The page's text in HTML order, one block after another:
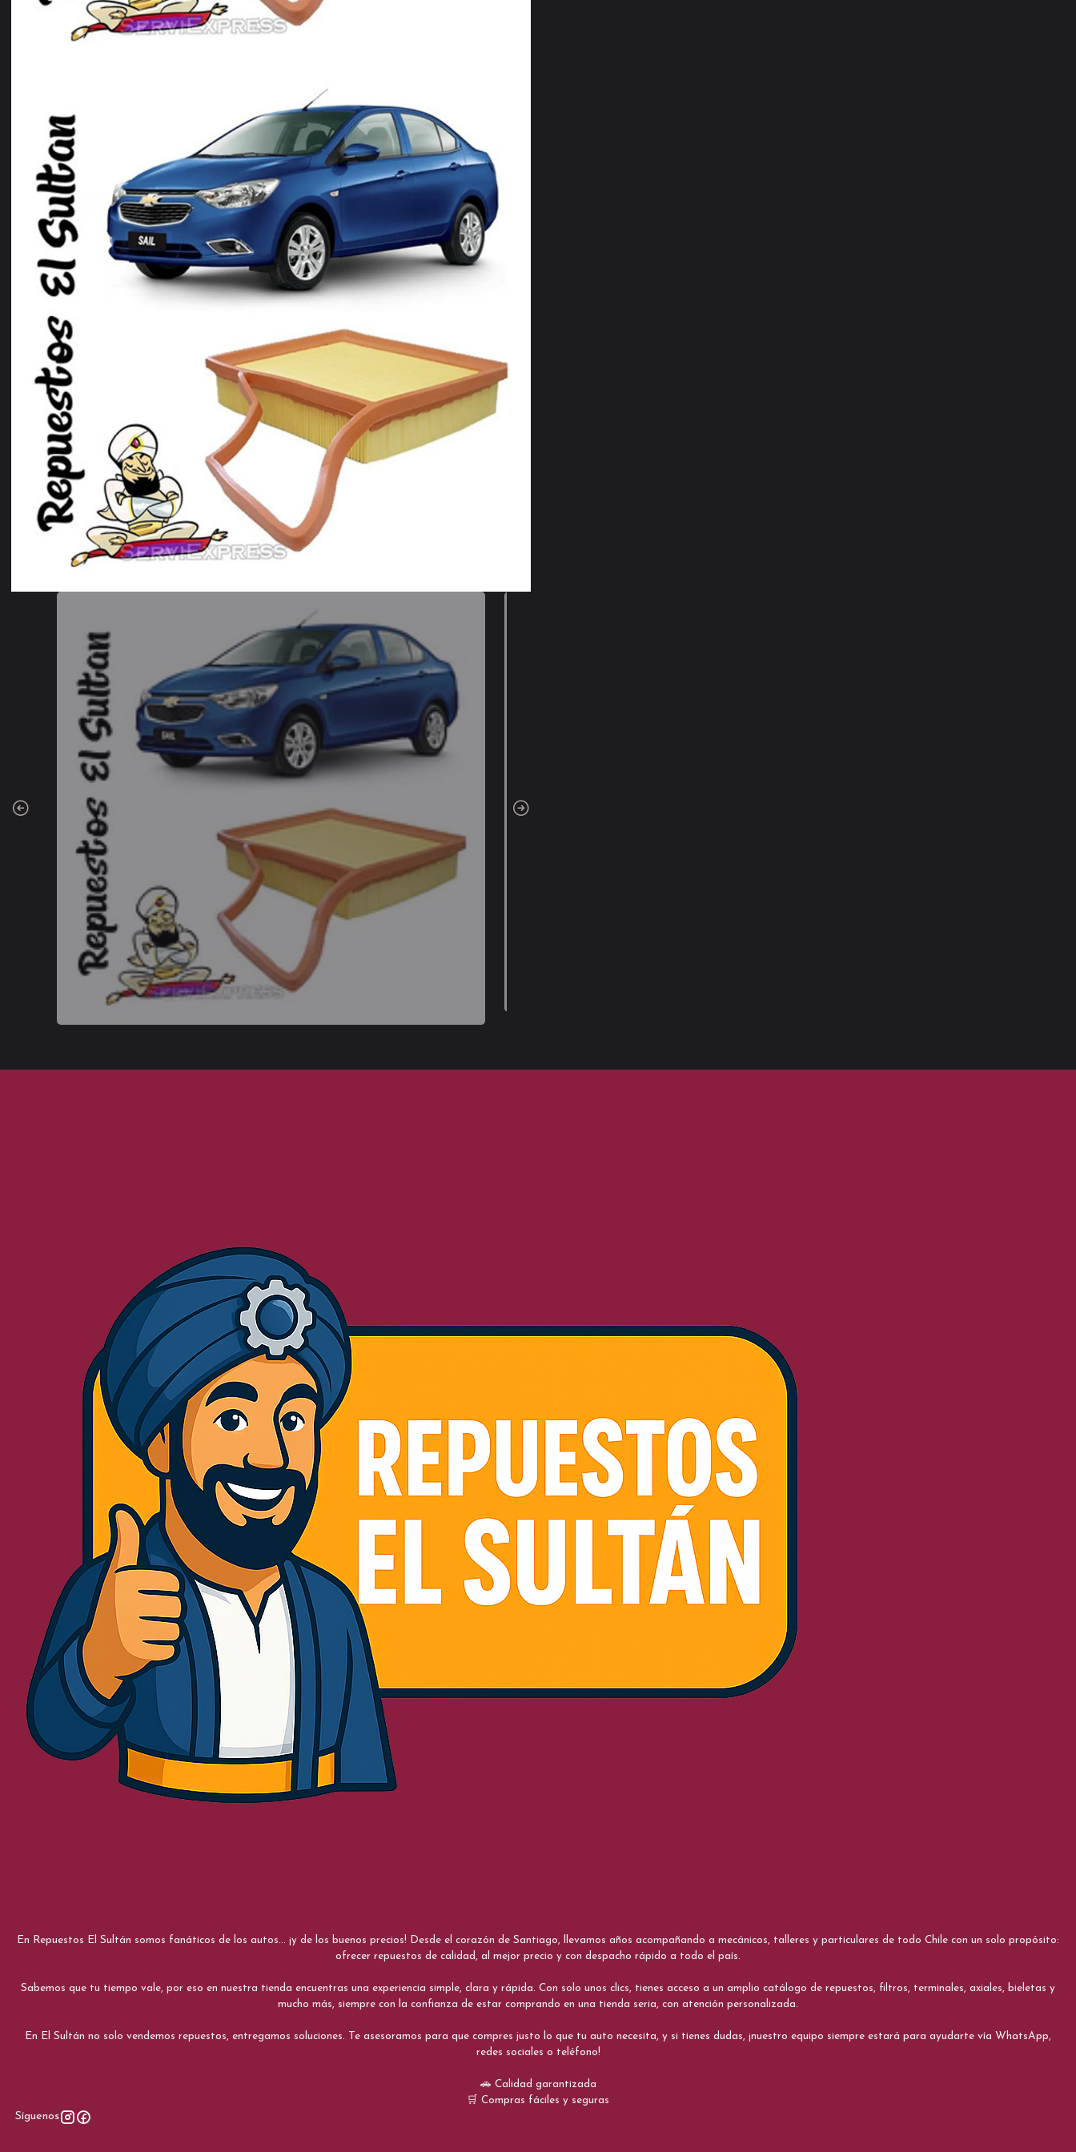
En Repuestos El Sultán somos fanáticos de los autos... ¡y de los buenos precios! Desde el corazón de Santiago, llevamos años acompañando a mecánicos, talleres y particulares de todo Chile con un solo propósito:
ofrecer repuestos de calidad, al mejor precio y con despacho rápido a todo el país.
Sabemos que tu tiempo vale, por eso en nuestra tienda encuentras una experiencia simple, clara y rápida. Con solo unos clics, tienes acceso a un amplio catálogo de repuestos, filtros, terminales, axiales, bieletas y
mucho más, siempre con la confianza de estar comprando en una tienda seria, con atención personalizada.
En El Sultán no solo vendemos repuestos, entregamos soluciones. Te asesoramos para que compres justo lo que tu auto necesita, y si tienes dudas, ¡nuestro equipo siempre estará para ayudarte vía WhatsApp,
redes sociales o teléfono!
🚗 Calidad garantizada
🛒 Compras fáciles y seguras
Síguenos